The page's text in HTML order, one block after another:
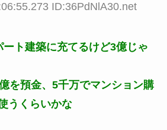
ID:36PdNlA30.net
ト建築に充てるけど3億じゃ
を預金、5千万でマンション購
うくらいかな